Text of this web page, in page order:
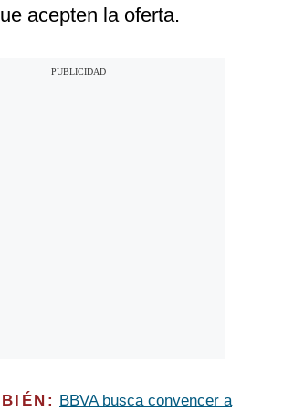
acepten la oferta.
BBVA busca convencer a